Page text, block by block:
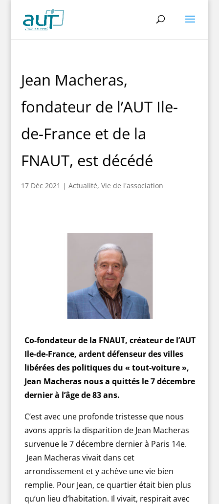
Jean Macheras,
fondateur de l’AUT Ile-
de-France et de la
FNAUT, est décédé
17 Déc 2021 | Actualité, Vie de l'association
Co-fondateur de la FNAUT, créateur de l’AUT
Ile-de-France, ardent défenseur des villes
libérées des politiques du « tout-voiture »,
Jean Macheras nous a quittés le 7 décembre
dernier à l’âge de 83 ans.
C’est avec une profonde tristesse que nous
avons appris la disparition de Jean Macheras
survenue le 7 décembre dernier à Paris 14e.
Jean Macheras vivait dans cet
arrondissement et y achève une vie bien
remplie. Pour Jean, ce quartier était bien plus
qu’un lieu d’habitation. Il vivait, respirait avec